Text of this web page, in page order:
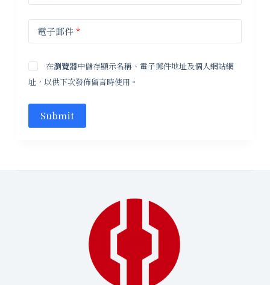
電子郵件*
在瀏覽器中儲存顯示名稱、電子郵件地址及個人網站網
址，以供下次發佈留言時使用。
Submit